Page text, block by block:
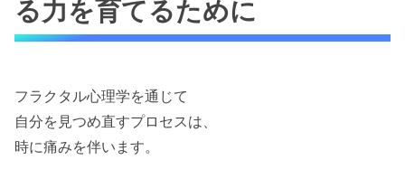
る力を育てるために
フラクタル心理学を通じて
自分を見つめ直すプロセスは、
時に痛みを伴います。